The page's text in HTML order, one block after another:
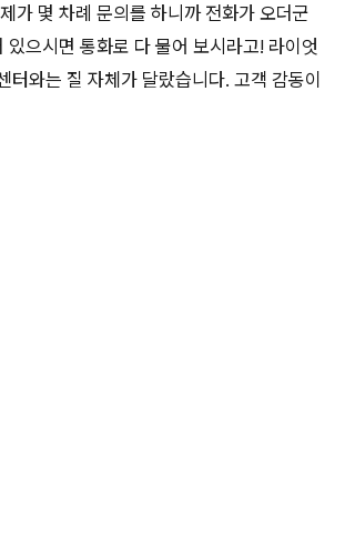
가 몇 차례 문의를 하니까 전화가 오더군
있으시면 통화로 다 물어 보시라고! 라이엇
터와는 질 자체가 달랐습니다. 고객 감동이